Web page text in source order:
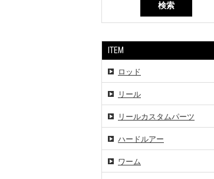
検索
ITEM
ロッド
リール
リールカスタムパーツ
ハードルアー
ワーム